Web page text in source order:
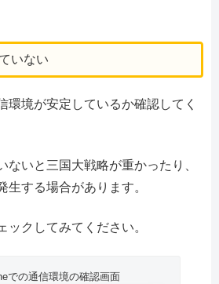
いない
環境が安定しているか確認してく
ないと三国大戦略が重かったり、
生する場合があります。
ックしてみてください。
での通信環境の確認画面